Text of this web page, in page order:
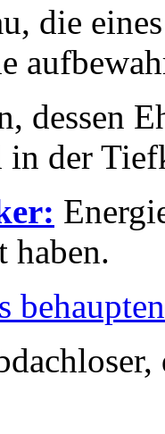
die
dessen
in der
haben.
behaupten